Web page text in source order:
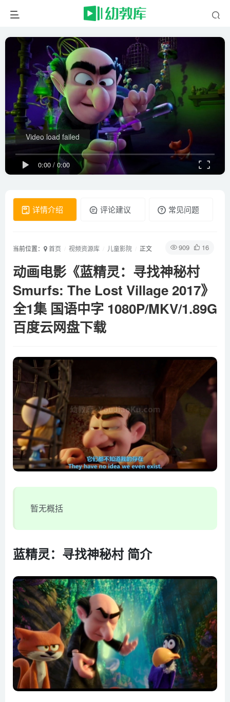
0:00 / 0:00
Video load failed
详情介绍 评论建议 常见问题
909 16
当前位置： 首页 视频资源库 儿童影院 正文
动画电影《蓝精灵：寻找神秘村
Smurfs: The Lost Village 2017》
全1集 国语中字 1080P/MKV/1.89G
百度云网盘下载
暂无概括
蓝精灵：寻找神秘村 简介